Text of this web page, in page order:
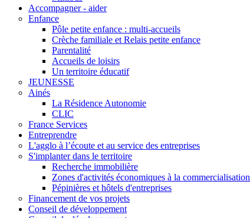
Accompagner - aider
Enfance
Pôle petite enfance : multi-accueils
Crèche familiale et Relais petite enfance
Parentalité
Accueils de loisirs
Un territoire éducatif
JEUNESSE
Ainés
La Résidence Autonomie
CLIC
France Services
Entreprendre
L'agglo à l’écoute et au service des entreprises
S'implanter dans le territoire
Recherche immobilière
Zones d'activités économiques à la commercialisation
Pépinières et hôtels d'entreprises
Financement de vos projets
Conseil de développement